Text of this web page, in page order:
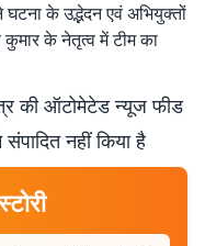
के उद्भेदन एवं अभियुक्तों
के नेतृत्व में टीम का
की ऑटोमेटेड न्यूज फीड
नहीं किया है